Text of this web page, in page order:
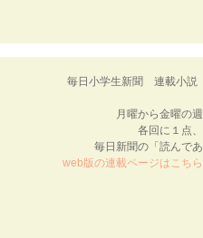
毎日小学生新聞 連載小
月曜から金曜の
各回に１点
毎日新聞の「読んで
web版の連載ページはこちら